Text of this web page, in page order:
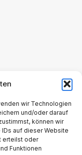
wir Technologien
und/oder darauf
können wir
auf dieser Website
erteilst oder
Funktionen